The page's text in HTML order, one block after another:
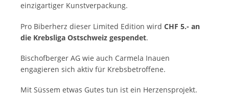
einzigartiger Kunstverpackung.
Pro Biberherz dieser Limited Edition wird CHF 5.- an
die Krebsliga Ostschweiz gespendet.
Bischofberger AG wie auch Carmela Inauen
engagieren sich aktiv für Krebsbetroffene.
Mit Süssem etwas Gutes tun ist ein Herzensprojekt.